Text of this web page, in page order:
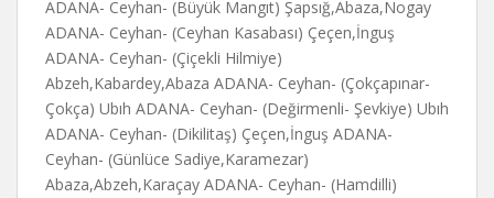
ADANA- Ceyhan- (Büyük Mangıt) Şapsığ,Abaza,Nogay
ADANA- Ceyhan- (Ceyhan Kasabası) Çeçen,İnguş
ADANA- Ceyhan- (Çiçekli Hilmiye)
Abzeh,Kabardey,Abaza ADANA- Ceyhan- (Çokçapınar-
Çokça) Ubıh ADANA- Ceyhan- (Değirmenli- Şevkiye) Ubıh
ADANA- Ceyhan- (Dikilitaş) Çeçen,İnguş ADANA-
Ceyhan- (Günlüce Sadiye,Karamezar)
Abaza,Abzeh,Karaçay ADANA- Ceyhan- (Hamdilli)